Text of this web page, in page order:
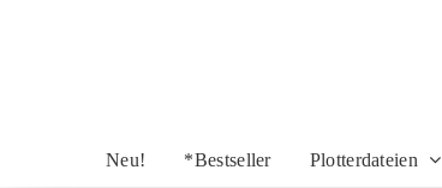
Neu! *Bestseller Plotterdateien